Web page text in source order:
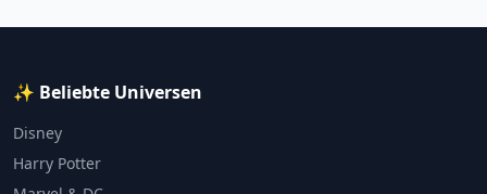
✨ Beliebte Universen
Disney
Harry Potter